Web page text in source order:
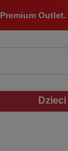
Premium Outlet.
Dzieci